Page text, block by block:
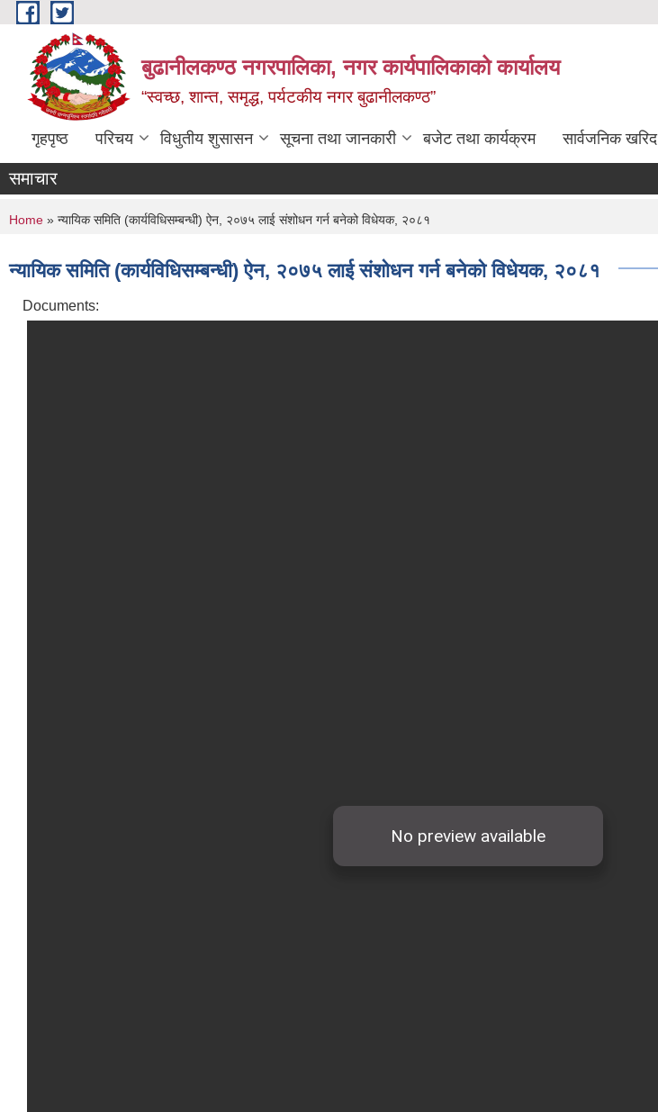
Skip to main content
बुढानीलकण्ठ नगरपालिका, नगर कार्यपालिकाको कार्यालय
“स्वच्छ, शान्त, समृद्ध, पर्यटकीय नगर बुढानीलकण्ठ”
गृहपृष्ठ परिचय विधुतीय शुसासन सूचना तथा जानकारी बजेट तथा कार्यक्रम सार्वजनिक खरिद
समाचार
You are here
Home » न्यायिक समिति (कार्यविधिसम्बन्धी) ऐन, २०७५ लाई संशोधन गर्न बनेको विधेयक, २०८१
न्यायिक समिति (कार्यविधिसम्बन्धी) ऐन, २०७५ लाई संशोधन गर्न बनेको विधेयक, २०८१
Documents: